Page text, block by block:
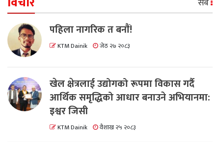
पहिला नागरिक त बनाैं!
KTM Dainik जेठ २७ २०८३
खेल क्षेत्रलाई उद्योगको रूपमा विकास गर्दै
आर्थिक समृद्धिको आधार बनाउने अभियानमा:
इश्वर जिसी
KTM Dainik वैशाख २५ २०८३